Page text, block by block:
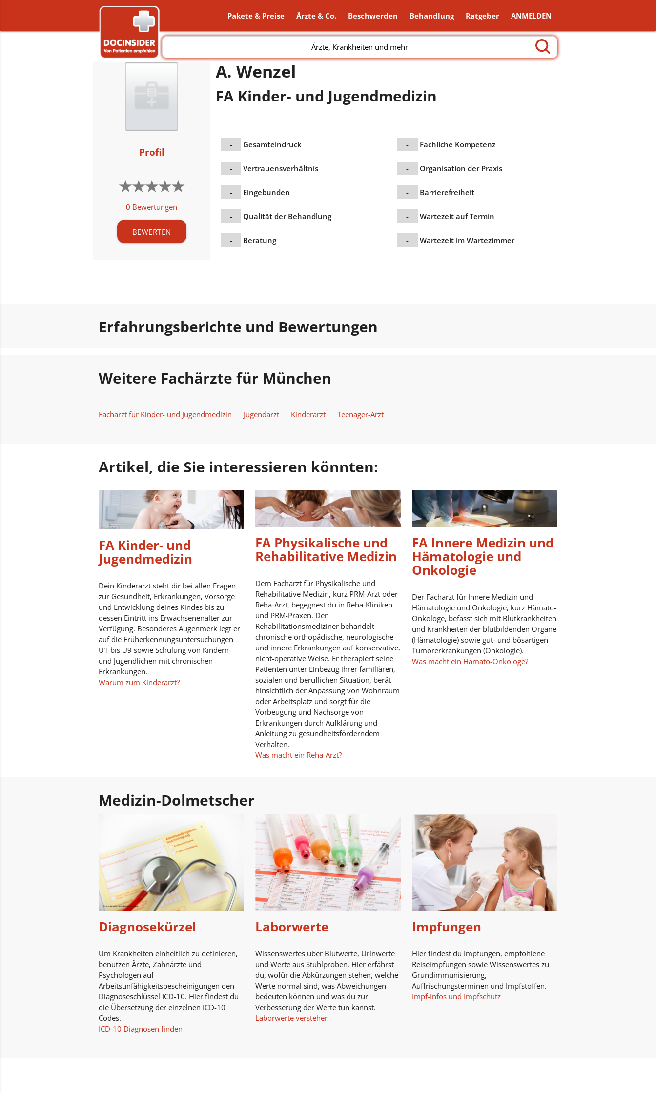
Pakete & Preise Ärzte & Co. Beschwerden Behandlung Ratgeber ANMELDEN
Ärzte, Krankheiten und mehr
Profil
★★★★★
★★★★★
0 Bewertungen
BEWERTEN
A. Wenzel
FA Kinder- und Jugendmedizin
- Gesamteindruck
- Vertrauensverhältnis
- Eingebunden
- Qualität der Behandlung
- Beratung
- Fachliche Kompetenz
- Organisation der Praxis
- Barrierefreiheit
- Wartezeit auf Termin
- Wartezeit im Wartezimmer
Erfahrungsberichte und Bewertungen
Weitere Fachärzte für München
Facharzt für Kinder- und Jugendmedizin Jugendarzt Kinderarzt Teenager-Arzt
Artikel, die Sie interessieren könnten:
FA Kinder- und
Jugendmedizin
Dein Kinderarzt steht dir bei allen Fragen
zur Gesundheit, Erkrankungen, Vorsorge
und Entwicklung deines Kindes bis zu
dessen Eintritt ins Erwachsenenalter zur
Verfügung. Besonderes Augenmerk legt er
auf die Früherkennungsuntersuchungen
U1 bis U9 sowie Schulung von Kindern-
und Jugendlichen mit chronischen
Erkrankungen.
Warum zum Kinderarzt?
FA Physikalische und
Rehabilitative Medizin
Dem Facharzt für Physikalische und
Rehabilitative Medizin, kurz PRM-Arzt oder
Reha-Arzt, begegnest du in Reha-Kliniken
und PRM-Praxen. Der
Rehabilitationsmediziner behandelt
chronische orthopädische, neurologische
und innere Erkrankungen auf konservative,
nicht-operative Weise. Er therapiert seine
Patienten unter Einbezug ihrer familiären,
sozialen und beruflichen Situation, berät
hinsichtlich der Anpassung von Wohnraum
oder Arbeitsplatz und sorgt für die
Vorbeugung und Nachsorge von
Erkrankungen durch Aufklärung und
Anleitung zu gesundheitsförderndem
Verhalten.
Was macht ein Reha-Arzt?
FA Innere Medizin und
Hämatologie und
Onkologie
Der Facharzt für Innere Medizin und
Hämatologie und Onkologie, kurz Hämato-
Onkologe, befasst sich mit Blutkrankheiten
und Krankheiten der blutbildenden Organe
(Hämatologie) sowie gut- und bösartigen
Tumorerkrankungen (Onkologie).
Was macht ein Hämato-Onkologe?
Medizin-Dolmetscher
Diagnosekürzel
Um Krankheiten einheitlich zu definieren,
benutzen Ärzte, Zahnärzte und
Psychologen auf
Arbeitsunfähigkeitsbescheinigungen den
Diagnoseschlüssel ICD-10. Hier findest du
die Übersetzung der einzelnen ICD-10
Codes.
ICD-10 Diagnosen finden
Laborwerte
Wissenswertes über Blutwerte, Urinwerte
und Werte aus Stuhlproben. Hier erfährst
du, wofür die Abkürzungen stehen, welche
Werte normal sind, was Abweichungen
bedeuten können und was du zur
Verbesserung der Werte tun kannst.
Laborwerte verstehen
Impfungen
Hier findest du Impfungen, empfohlene
Reiseimpfungen sowie Wissenswertes zu
Grundimmunisierung,
Auffrischungsterminen und Impfstoffen.
Impf-Infos und Impfschutz